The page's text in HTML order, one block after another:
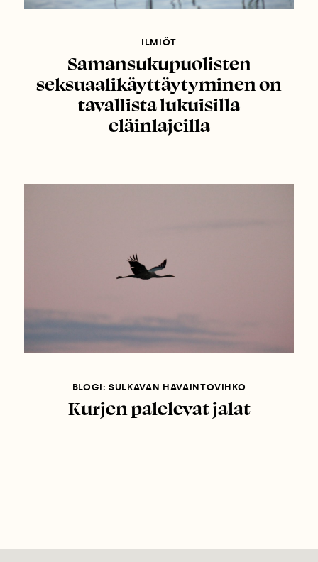
ILMIÖT
Samansukupuolisten
seksuaalikäyttäytyminen on
tavallista lukuisilla
eläinlajeilla
BLOGI: SULKAVAN HAVAINTOVIHKO
Kurjen palelevat jalat